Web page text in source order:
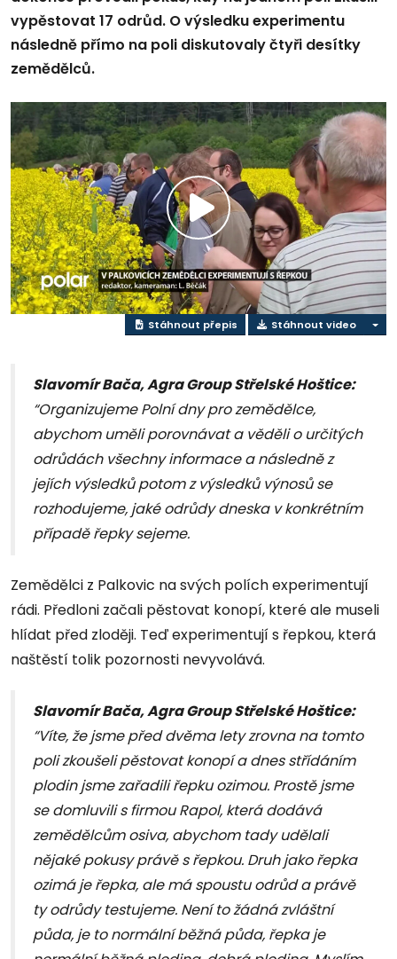
vypěstovat 17 odrůd. O výsledku experimentu
následně přímo na poli diskutovaly čtyři desítky
zemědělců.
Přehrát
video
Stáhnout přepis Stáhnout video
Slavomír Bača, Agra Group Střelské Hoštice:
“Organizujeme Polní dny pro zemědělce,
abychom uměli porovnávat a věděli o určitých
odrůdách všechny informace a následně z
jejích výsledků potom z výsledků výnosů se
rozhodujeme, jaké odrůdy dneska v konkrétním
případě řepky sejeme.
Zemědělci z Palkovic na svých polích experimentují
rádi. Předloni začali pěstovat konopí, které ale museli
hlídat před zloději. Teď experimentují s řepkou, která
naštěstí tolik pozornosti nevyvolává.
Slavomír Bača, Agra Group Střelské Hoštice:
“Víte, že jsme před dvěma lety zrovna na tomto
poli zkoušeli pěstovat konopí a dnes střídáním
plodin jsme zařadili řepku ozimou. Prostě jsme
se domluvili s firmou Rapol, která dodává
zemědělcům osiva, abychom tady udělali
nějaké pokusy právě s řepkou. Druh jako řepka
ozimá je řepka, ale má spoustu odrůd a právě
ty odrůdy testujeme. Není to žádná zvláštní
půda, je to normální běžná půda, řepka je